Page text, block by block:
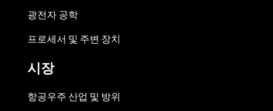
광전자 공학
프로세서 및 주변 장치
시장
항공우주 산업 및 방위